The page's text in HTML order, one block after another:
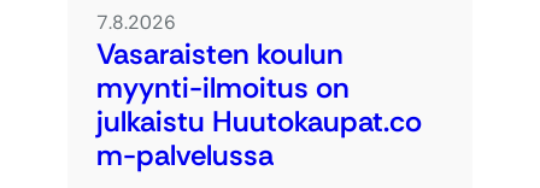
7.8.2026
Vasaraisten koulun
myynti-ilmoitus on
julkaistu Huutokaupat.co
m-palvelussa